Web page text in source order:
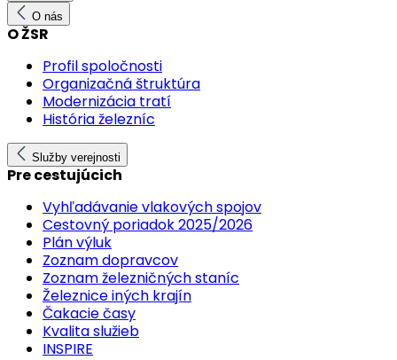
O nás
O ŽSR
Profil spoločnosti
Organizačná štruktúra
Modernizácia tratí
História železníc
Služby verejnosti
Pre cestujúcich
Vyhľadávanie vlakových spojov
Cestovný poriadok 2025/2026
Plán výluk
Zoznam dopravcov
Zoznam železničných staníc
Železnice iných krajín
Čakacie časy
Kvalita služieb
INSPIRE